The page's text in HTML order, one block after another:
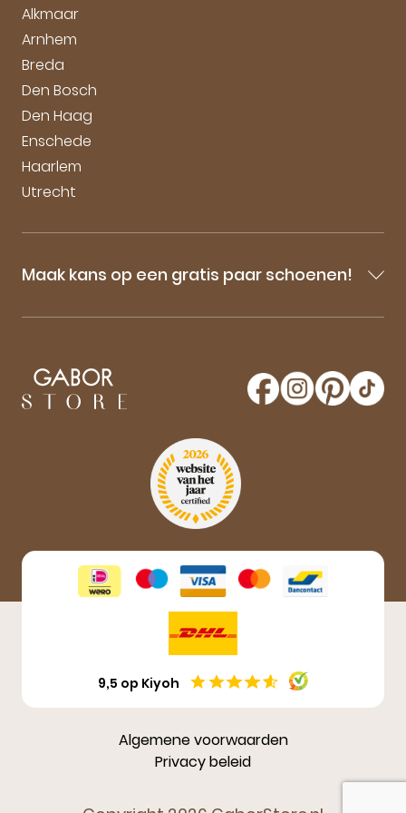
Alkmaar
Arnhem
Breda
Den Bosch
Den Haag
Enschede
Haarlem
Utrecht
Vacatures
Maak kans op een gratis paar schoenen!
Blijf op de hoogte van onze sale-aankondigingen,
maak kans op een gratis paar Gabor schoenen!
Aanmelden
9,5 op Kiyoh
Algemene voorwaarden
Privacy beleid